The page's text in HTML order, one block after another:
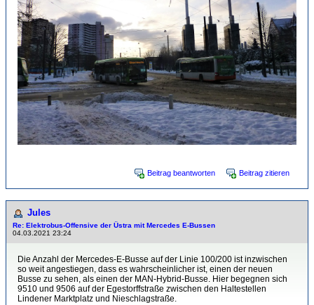
Beitrag beantworten Beitrag zitieren
Jules
Re: Elektrobus-Offensive der Üstra mit Mercedes E-Bussen
04.03.2021 23:24
Die Anzahl der Mercedes-E-Busse auf der Linie 100/200 ist inzwischen
so weit angestiegen, dass es wahrscheinlicher ist, einen der neuen
Busse zu sehen, als einen der MAN-Hybrid-Busse. Hier begegnen sich
9510 und 9506 auf der Egestorffstraße zwischen den Haltestellen
Lindener Marktplatz und Nieschlagstraße.